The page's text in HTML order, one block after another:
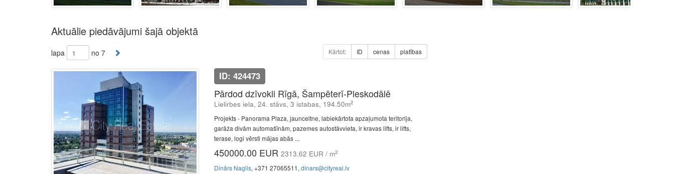
Aktuālie piedāvājumi šajā objektā
lapa no 7 Kārtot: ID cenas platības
ID: 424473
Pārdod dzīvokli Rīgā, Šampēterī-Pleskodālē
Lielirbes iela, 24. stāvs, 3 istabas, 194.50m2
Projekts - Panorama Plaza, jaunceltne, labiekārtota apzaļumota teritorija,
garāža divām automašīnām, pazemes autostāvvieta, ir kravas lifts, ir lifts,
terase, logi vērsti mājas abās ...
450000.00 EUR 2313.62 EUR / m2
Dinārs Naglis, +371 27065511, dinars@cityreal.lv